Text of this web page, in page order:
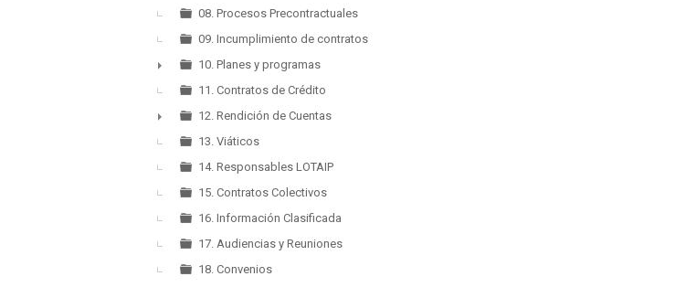
08. Procesos Precontractuales
09. Incumplimiento de contratos
►
10. Planes y programas
11. Contratos de Crédito
►
12. Rendición de Cuentas
13. Viáticos
14. Responsables LOTAIP
15. Contratos Colectivos
16. Información Clasificada
17. Audiencias y Reuniones
18. Convenios